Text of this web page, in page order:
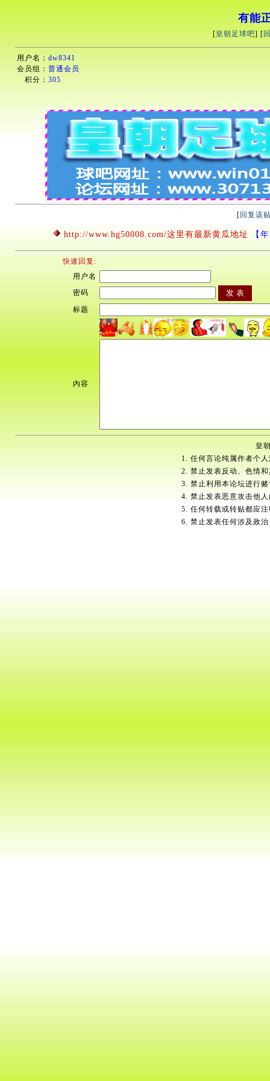
有能
[皇朝足球吧] [
用户名： dw8341
会员组： 普通会员
积分： 305
[ 回复该
http://www.hg50008.com/这里有最新黄瓜地址 【
快速回复:
用户名
密码
标题
内容
皇
1. 任何言论纯属作者个
2. 禁止发表反动、色情
3. 禁止利用本论坛进行
4. 禁止发表恶意攻击他
5. 任何转载或转贴都应
6. 禁止发表任何涉及政